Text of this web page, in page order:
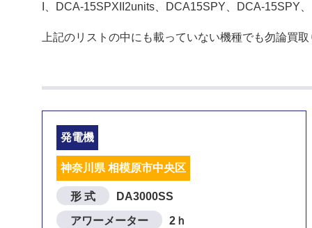
I、DCA-15SPXII2units、DCA15SPY、DCA-15SPY
上記のリストの中にも載っていない機種でも勿論買
発電機
神奈川県 相模原市中央区
形 式 DA3000SS
アワーメーター 2ｈ